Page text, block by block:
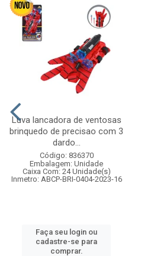
Luva lancadora de ventosas
brinquedo de precisao com 3
dardo...
Código: 836370
Embalagem: Unidade
Caixa Com: 24 Unidade(s)
Inmetro: ABCP-BRI-0404-2023-16
Faça seu login ou
cadastre-se para
comprar.